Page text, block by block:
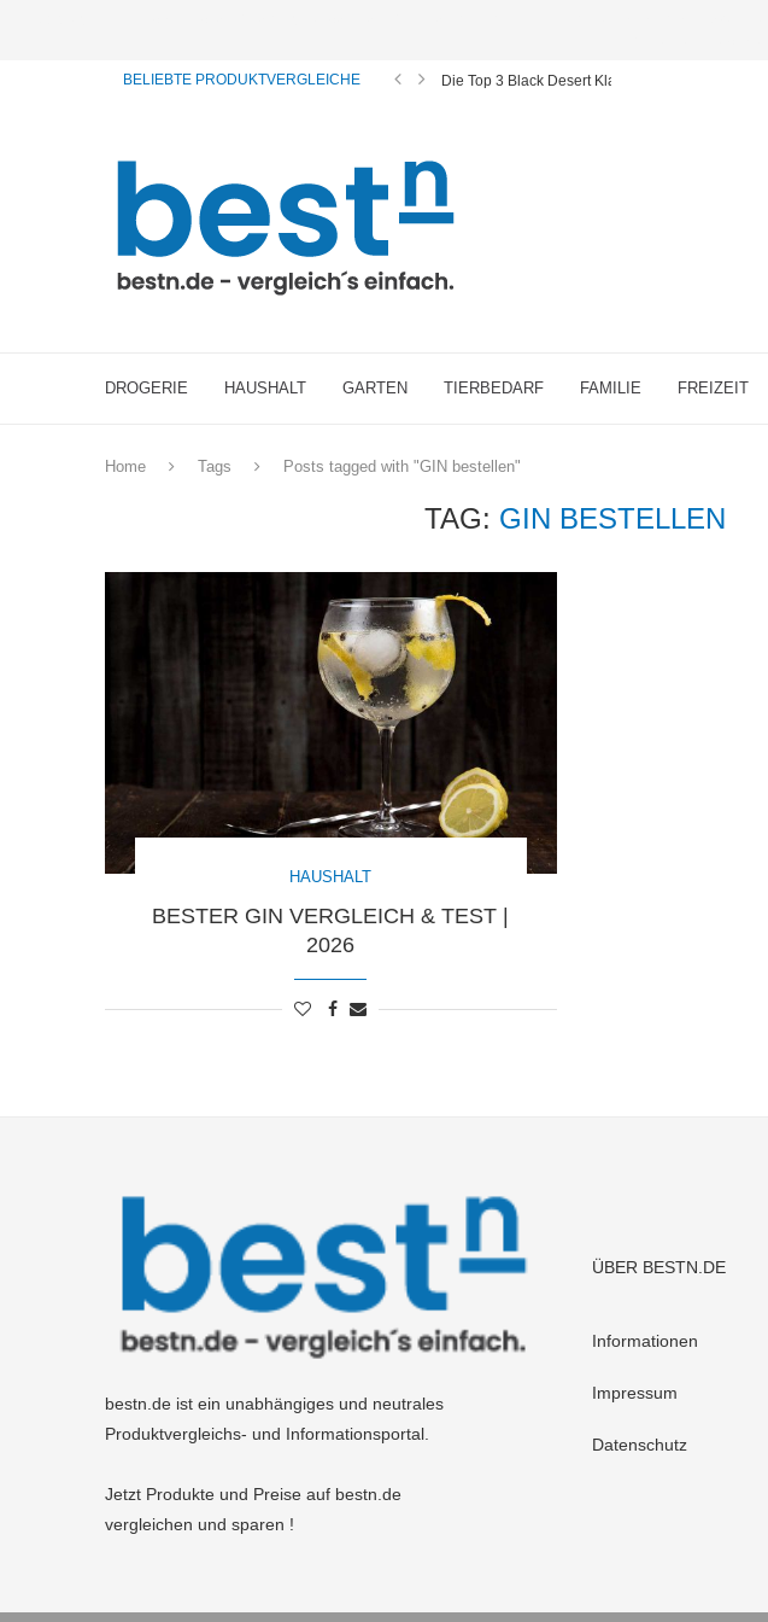
BELIEBTE PRODUKTVERGLEICHE Die Top 3 Black Desert Klassen für MMORPG-Fans
DROGERIE HAUSHALT GARTEN TIERBEDARF FAMILIE FREIZEIT
Home Tags Posts tagged with "GIN bestellen"
TAG: GIN BESTELLEN
HAUSHALT
BESTER GIN VERGLEICH & TEST |
2026
bestn.de ist ein unabhängiges und neutrales
Produktvergleichs- und Informationsportal.
Jetzt Produkte und Preise auf bestn.de
vergleichen und sparen !
ÜBER BESTN.DE
Informationen
Impressum
Datenschutz